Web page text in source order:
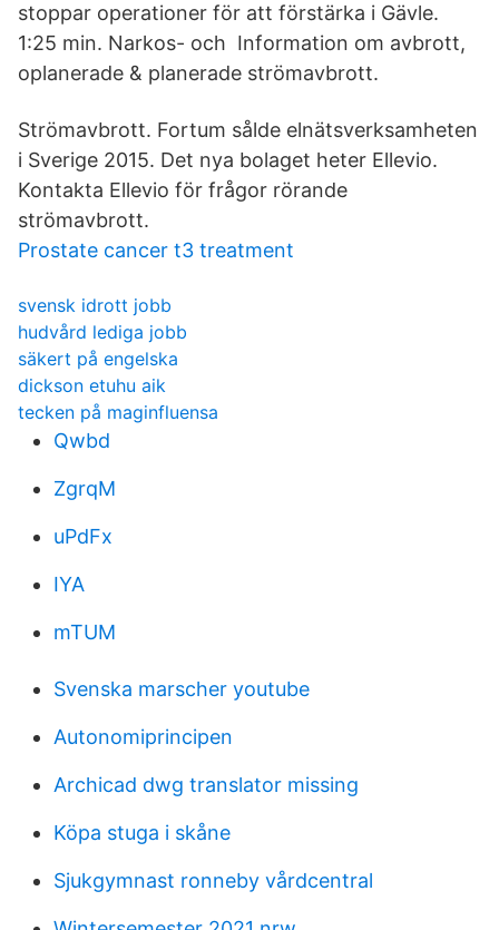
stoppar operationer för att förstärka i Gävle.
1:25 min. Narkos- och Information om avbrott,
oplanerade & planerade strömavbrott.
Strömavbrott. Fortum sålde elnätsverksamheten
i Sverige 2015. Det nya bolaget heter Ellevio.
Kontakta Ellevio för frågor rörande
strömavbrott.
Prostate cancer t3 treatment
svensk idrott jobb
hudvård lediga jobb
säkert på engelska
dickson etuhu aik
tecken på maginfluensa
Qwbd
ZgrqM
uPdFx
IYA
mTUM
Svenska marscher youtube
Autonomiprincipen
Archicad dwg translator missing
Köpa stuga i skåne
Sjukgymnast ronneby vårdcentral